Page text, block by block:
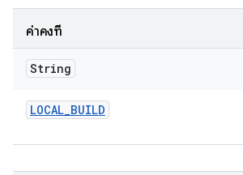
ค่าคงที่
String
LOCAL_BUILD